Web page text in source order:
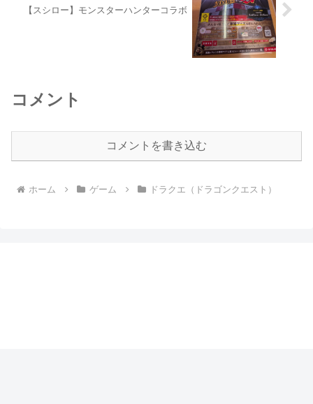
【スシロー】モンスターハンターコラボ
コメント
コメントを書き込む
ホーム ゲーム ドラクエ（ドラゴンクエスト）